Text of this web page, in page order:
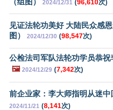
2024/12/31 (96,610次)
见证法轮功美好 大陆民众感
图）
2024/12/30 (98,547次)
公检法司军队法轮功学员恭祝
🖼️ 2024/12/29 (7,342次)
前企业家：李大师指明从迷中
2024/11/21 (8,141次)